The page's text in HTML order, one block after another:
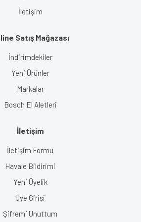
İletişim
Satış Mağazası
İndirimdekiler
Yeni Ürünler
Markalar
Bosch El Aletleri
İletişim
İletişim Formu
Havale Bildirimi
Yeni Üyelik
Üye Girişi
Şifremi Unuttum